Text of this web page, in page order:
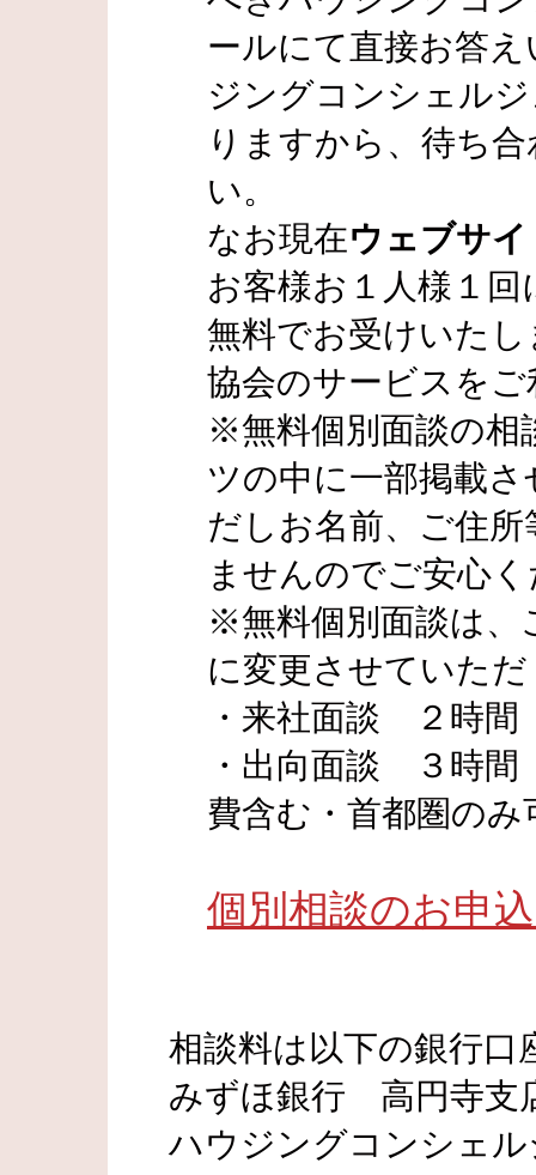
ールにて直接お答
ジングコンシェル
りますから、待ち
い。
なお現在ウェブサ
お客様お１人様１
無料でお受けいた
協会のサービスを
※無料個別面談の相
ツの中に一部掲載
だしお名前、ご住
ませんのでご安心
※無料個別面談は、
に変更させていた
・来社面談 ２時
・出向面談 ３時
費含む・首都圏のみ
個別相談のお申
相談料は以下の銀行
みずほ銀行 高円寺
ハウジングコンシェ